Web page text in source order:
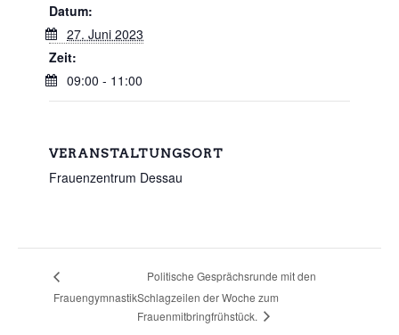
Datum:
27. Juni 2023
Zeit:
09:00 - 11:00
VERANSTALTUNGSORT
Frauenzentrum Dessau
Frauengymnastik
Politische Gesprächsrunde mit den
Schlagzeilen der Woche zum
Frauenmitbringfrühstück.